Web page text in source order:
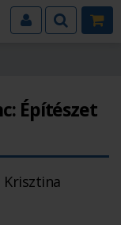
Építészet
Krisztina